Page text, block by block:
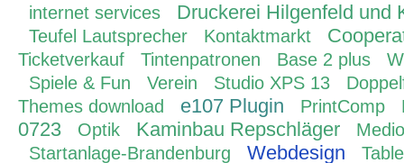
internet services
Druckerei Hilgenfeld und
Teufel Lautsprecher Kontaktmarkt
Ticketverkauf Tintenpatronen Base 2 plus
Spiele & Fun
Verein Studio XPS 13
Themes download
e107 Plugin PrintComp
0723 Optik Kaminbau Repschläger
Startanlage-Brandenburg
Webdesign